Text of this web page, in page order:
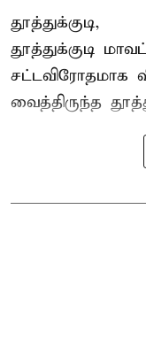
தூத்துக்குடி,
தூத்துக்குடி
சட்டவிரோதமாக
வைத்திருந்த